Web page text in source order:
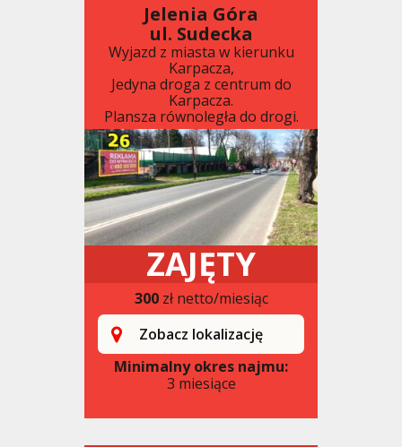
Jelenia Góra
ul. Sudecka
Wyjazd z miasta w kierunku
Karpacza,
Jedyna droga z centrum do
Karpacza.
Plansza równoległa do drogi.
ZAJĘTY
300zł netto/miesiąc
Zobacz lokalizację
Minimalny okres najmu:
3 miesiące